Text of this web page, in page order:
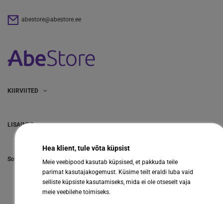
abestore@abestore.ee
KIIRVIITED
LISAINFO
Hea klient, tule võta küpsist
Meie veebipood kasutab küpsised, et pakkuda teile
parimat kasutajakogemust. Küsime teilt eraldi luba vaid
selliste küpsiste kasutamiseks, mida ei ole otseselt vaja
meie veebilehe toimiseks.
Sotsiaalmeedia